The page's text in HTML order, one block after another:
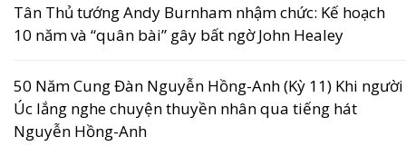
Tân Thủ tướng Andy Burnham nhậm chức: Kế hoạch
10 năm và “quân bài” gây bất ngờ John Healey
50 Năm Cung Đàn Nguyễn Hồng-Anh (Kỳ 11) Khi người
Úc lắng nghe chuyện thuyền nhân qua tiếng hát
Nguyễn Hồng-Anh